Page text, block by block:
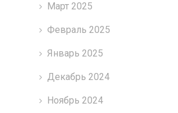
Март 2025
Февраль 2025
Январь 2025
Декабрь 2024
Ноябрь 2024